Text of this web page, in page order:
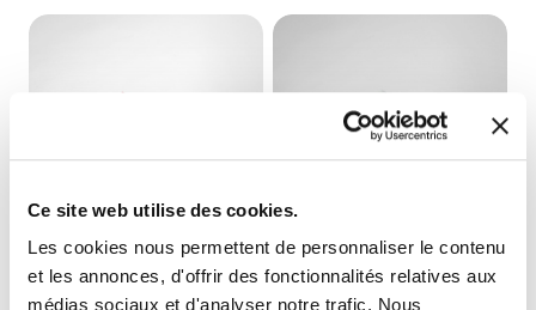
Ce site web utilise des cookies.
Les cookies nous permettent de personnaliser le contenu
et les annonces, d'offrir des fonctionnalités relatives aux
médias sociaux et d'analyser notre trafic. Nous
BASE GRANFRUTTOSA
23908
BASE LIMONE 50
04044